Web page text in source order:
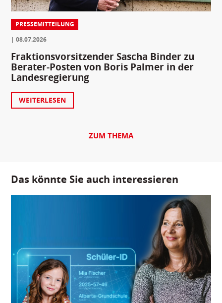
PRESSEMITTEILUNG
08.07.2026
Fraktionsvorsitzender Sascha Binder zu
Berater-Posten von Boris Palmer in der
Landesregierung
WEITERLESEN
ZUM THEMA
Das könnte Sie auch interessieren